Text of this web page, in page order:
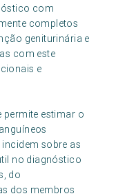
com
completos
geniturinária e
com este
e
estimar o
sobre as
no diagnóstico
do
dos membros